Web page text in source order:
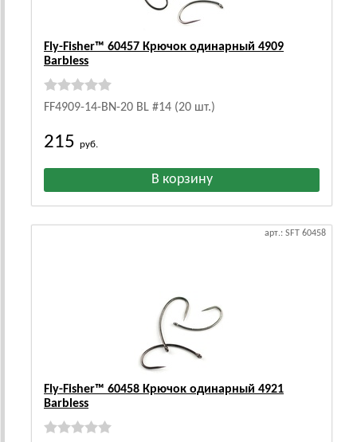
Fly-Fisher™ 60457 Крючок одинарный 4909
Barbless
FF4909-14-BN-20 BL #14 (20 шт.)
215 руб.
арт.: SFT 60458
Fly-Fisher™ 60458 Крючок одинарный 4921
Barbless